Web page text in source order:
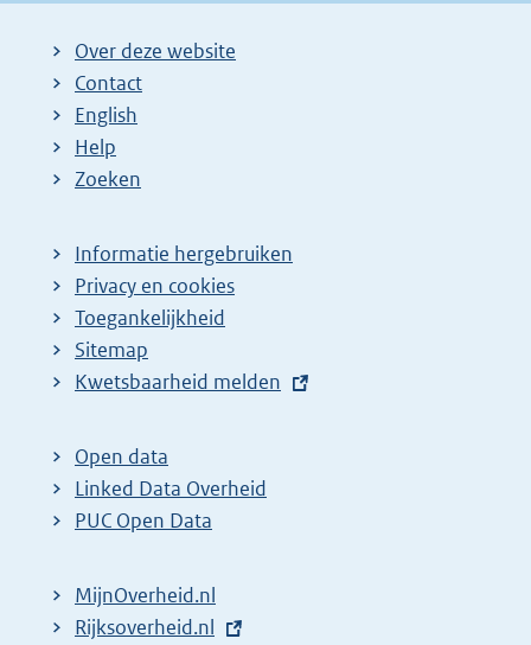
Over deze website
Contact
English
Help
Zoeken
Informatie hergebruiken
Privacy en cookies
Toegankelijkheid
Sitemap
E
t
e
r
l
i
Kwetsbaarheid melden
Open data
Linked Data Overheid
PUC Open Data
MijnOverheid.nl
E
Rijksoverheid.nl